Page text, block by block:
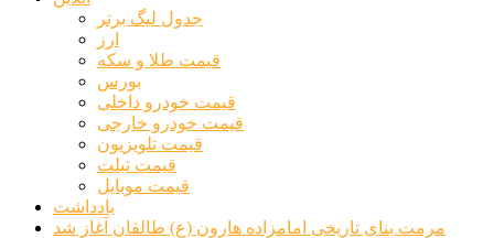
جدول لیگ برتر
ارز
قیمت طلا و سکه
بورس
قیمت خودرو داخلی
قیمت خودرو خارجی
قیمت تلویزیون
قیمت تبلت
قیمت موبایل
یادداشت
مرمت بنای تاریخی امامزاده هارون (ع) طالقان آغاز شد